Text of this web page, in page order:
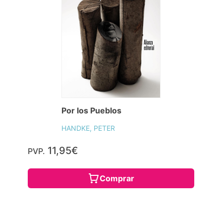
Por los Pueblos
HANDKE, PETER
PVP. 11,95€
Comprar